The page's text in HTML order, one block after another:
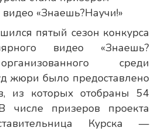
пятый сезон конкурса
видео «Знаешь?
среди
жюри было предоставлено
из которых отобраны 54
числе призеров проекта
Курска —